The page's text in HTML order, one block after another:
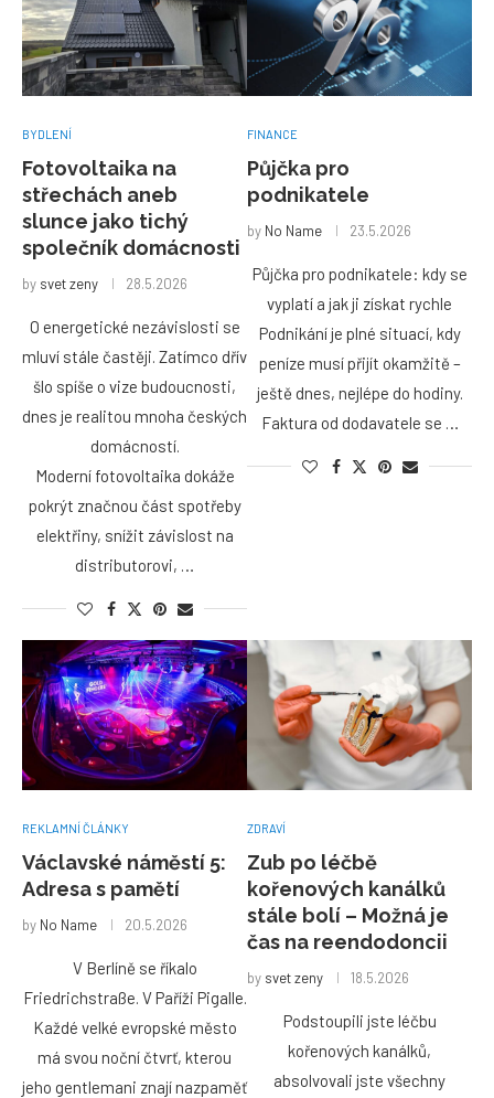
BYDLENÍ
Fotovoltaika na
střechách aneb
slunce jako tichý
společník domácnosti
by svet zeny 28.5.2026
O energetické nezávislosti se
mluví stále častěji. Zatímco dřív
šlo spíše o vize budoucnosti,
dnes je realitou mnoha českých
domácností.
Moderní fotovoltaika dokáže
pokrýt značnou část spotřeby
elektřiny, snížit závislost na
distributorovi, …
FINANCE
Půjčka pro
podnikatele
by No Name 23.5.2026
Půjčka pro podnikatele: kdy se
vyplatí a jak ji získat rychle
Podnikání je plné situací, kdy
peníze musí přijít okamžitě –
ještě dnes, nejlépe do hodiny.
Faktura od dodavatele se …
REKLAMNÍ ČLÁNKY
Václavské náměstí 5:
Adresa s pamětí
by No Name 20.5.2026
V Berlíně se říkalo
Friedrichstraße. V Paříži Pigalle.
Každé velké evropské město
má svou noční čtvrť, kterou
jeho gentlemani znají nazpaměť
ZDRAVÍ
Zub po léčbě
kořenových kanálků
stále bolí – Možná je
čas na reendodoncii
by svet zeny 18.5.2026
Podstoupili jste léčbu
kořenových kanálků,
absolvovali jste všechny